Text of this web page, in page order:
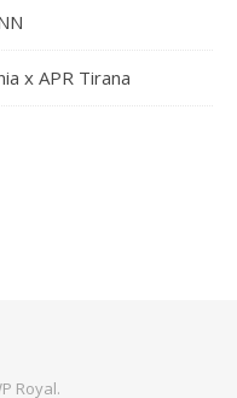
x APR Tirana
Royal.